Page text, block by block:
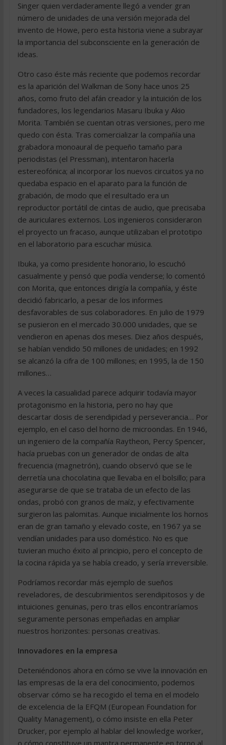
Singer quien verdaderamente llegó a vender gran
número de unidades de una versión mejorada del
invento de Howe, pero esta historia viene a subrayar
la importancia del subconsciente en la generación de
ideas.
Otro caso éste más reciente que podemos recordar
es la aparición del Walkman de Sony hace unos 25
años, como fruto del afán creador y la intuición de los
fundadores, los legendarios Masaru Ibuka y Akio
Morita. También se cuentan otras versiones, pero me
quedo con ésta. Tras comercializar la compañía una
grabadora monoaural de pequeño tamaño para
periodistas (el Pressman), intentaron hacerla
estereofónica; al incorporar los nuevos circuitos ya no
quedaba espacio en el aparato para la función de
grabación, de modo que el resultado era un
reproductor portátil de cintas de audio, que precisaba
de auriculares externos. Los ingenieros consideraron
el proyecto un fracaso, aunque utilizaban el prototipo
en el laboratorio para escuchar música.
Ibuka, ya como presidente honorario, lo escuchó
casualmente y pensó que podía venderse; lo comentó
con Morita, que entonces dirigía la compañía, y éste
decidió fabricarlo, a pesar de los informes
desfavorables de sus colaboradores. En julio de 1979
se pusieron en el mercado 30.000 unidades, que se
vendieron en apenas dos meses. Diez años después,
se habían vendido 50 millones de unidades; en 1992
se alcanzó la cifra de 100 millones; en 1995, la de 150
millones…
A veces la casualidad parece adquirir todavía mayor
protagonismo en la historia, pero no hay que
descartar dosis de serendipidad y perseverancia… Por
ejemplo, en el caso del horno de microondas. En 1946,
un ingeniero de la compañía Raytheon, Percy Spencer,
hacía pruebas con un generador de ondas de alta
frecuencia (magnetrón), cuando observó que se le
derretía una chocolatina que llevaba en el bolsillo; para
asegurarse de que se trataba de un efecto de las
ondas, probó con granos de maíz, y efectivamente
surgieron las palomitas. Aunque inicialmente los hornos
eran de gran tamaño y elevado coste, en 1967 ya se
vendían unidades para uso doméstico. No es que
tuvieran mucho éxito al principio, pero el concepto de
la cocina rápida ya se había creado, y sería irreversible.
Podríamos recordar más ejemplo de sueños
reveladores, de descubrimientos serendipitosos y de
intuiciones genuinas, pero tras ellos encontraríamos
seguramente personas empeñadas en ampliar
nuestros horizontes: personas creativas.
Innovadores en la empresa
Deteniéndonos ahora en cómo se vive la innovación en
las empresas de la era del conocimiento, podemos
observar cómo se ha recogido el tema en el modelo
de excelencia de la EFQM (European Foundation for
Quality Management), o cómo insiste en ella Peter
Drucker, por ejemplo al hablar del knowledge worker,
o cómo constituye un mantra permanente en torno al